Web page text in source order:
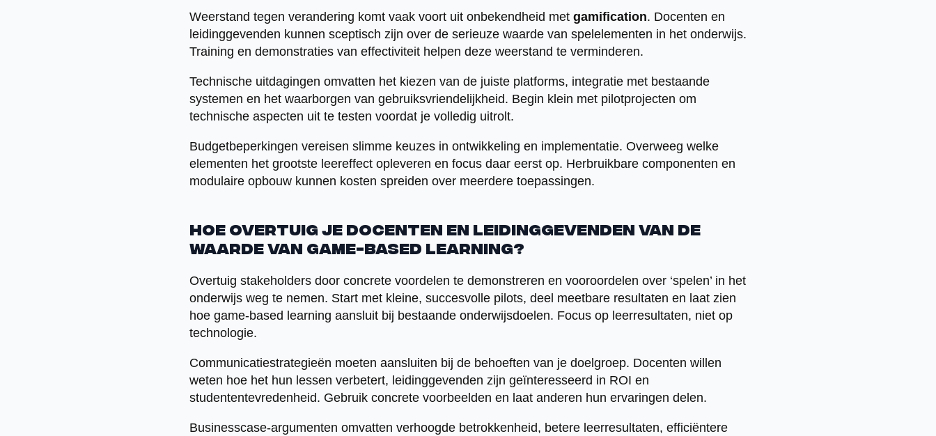
Weerstand tegen verandering komt vaak voort uit onbekendheid met gamification. Docenten en
leidinggevenden kunnen sceptisch zijn over de serieuze waarde van spelelementen in het onderwijs.
Training en demonstraties van effectiviteit helpen deze weerstand te verminderen.
Technische uitdagingen omvatten het kiezen van de juiste platforms, integratie met bestaande
systemen en het waarborgen van gebruiksvriendelijkheid. Begin klein met pilotprojecten om
technische aspecten uit te testen voordat je volledig uitrolt.
Budgetbeperkingen vereisen slimme keuzes in ontwikkeling en implementatie. Overweeg welke
elementen het grootste leereffect opleveren en focus daar eerst op. Herbruikbare componenten en
modulaire opbouw kunnen kosten spreiden over meerdere toepassingen.
Hoe overtuig je docenten en leidinggevenden van de
waarde van game-based learning?
Overtuig stakeholders door concrete voordelen te demonstreren en vooroordelen over ‘spelen’ in het
onderwijs weg te nemen. Start met kleine, succesvolle pilots, deel meetbare resultaten en laat zien
hoe game-based learning aansluit bij bestaande onderwijsdoelen. Focus op leerresultaten, niet op
technologie.
Communicatiestrategieën moeten aansluiten bij de behoeften van je doelgroep. Docenten willen
weten hoe het hun lessen verbetert, leidinggevenden zijn geïnteresseerd in ROI en
studententevredenheid. Gebruik concrete voorbeelden en laat anderen hun ervaringen delen.
Businesscase-argumenten omvatten verhoogde betrokkenheid, betere leerresultaten, efficiëntere